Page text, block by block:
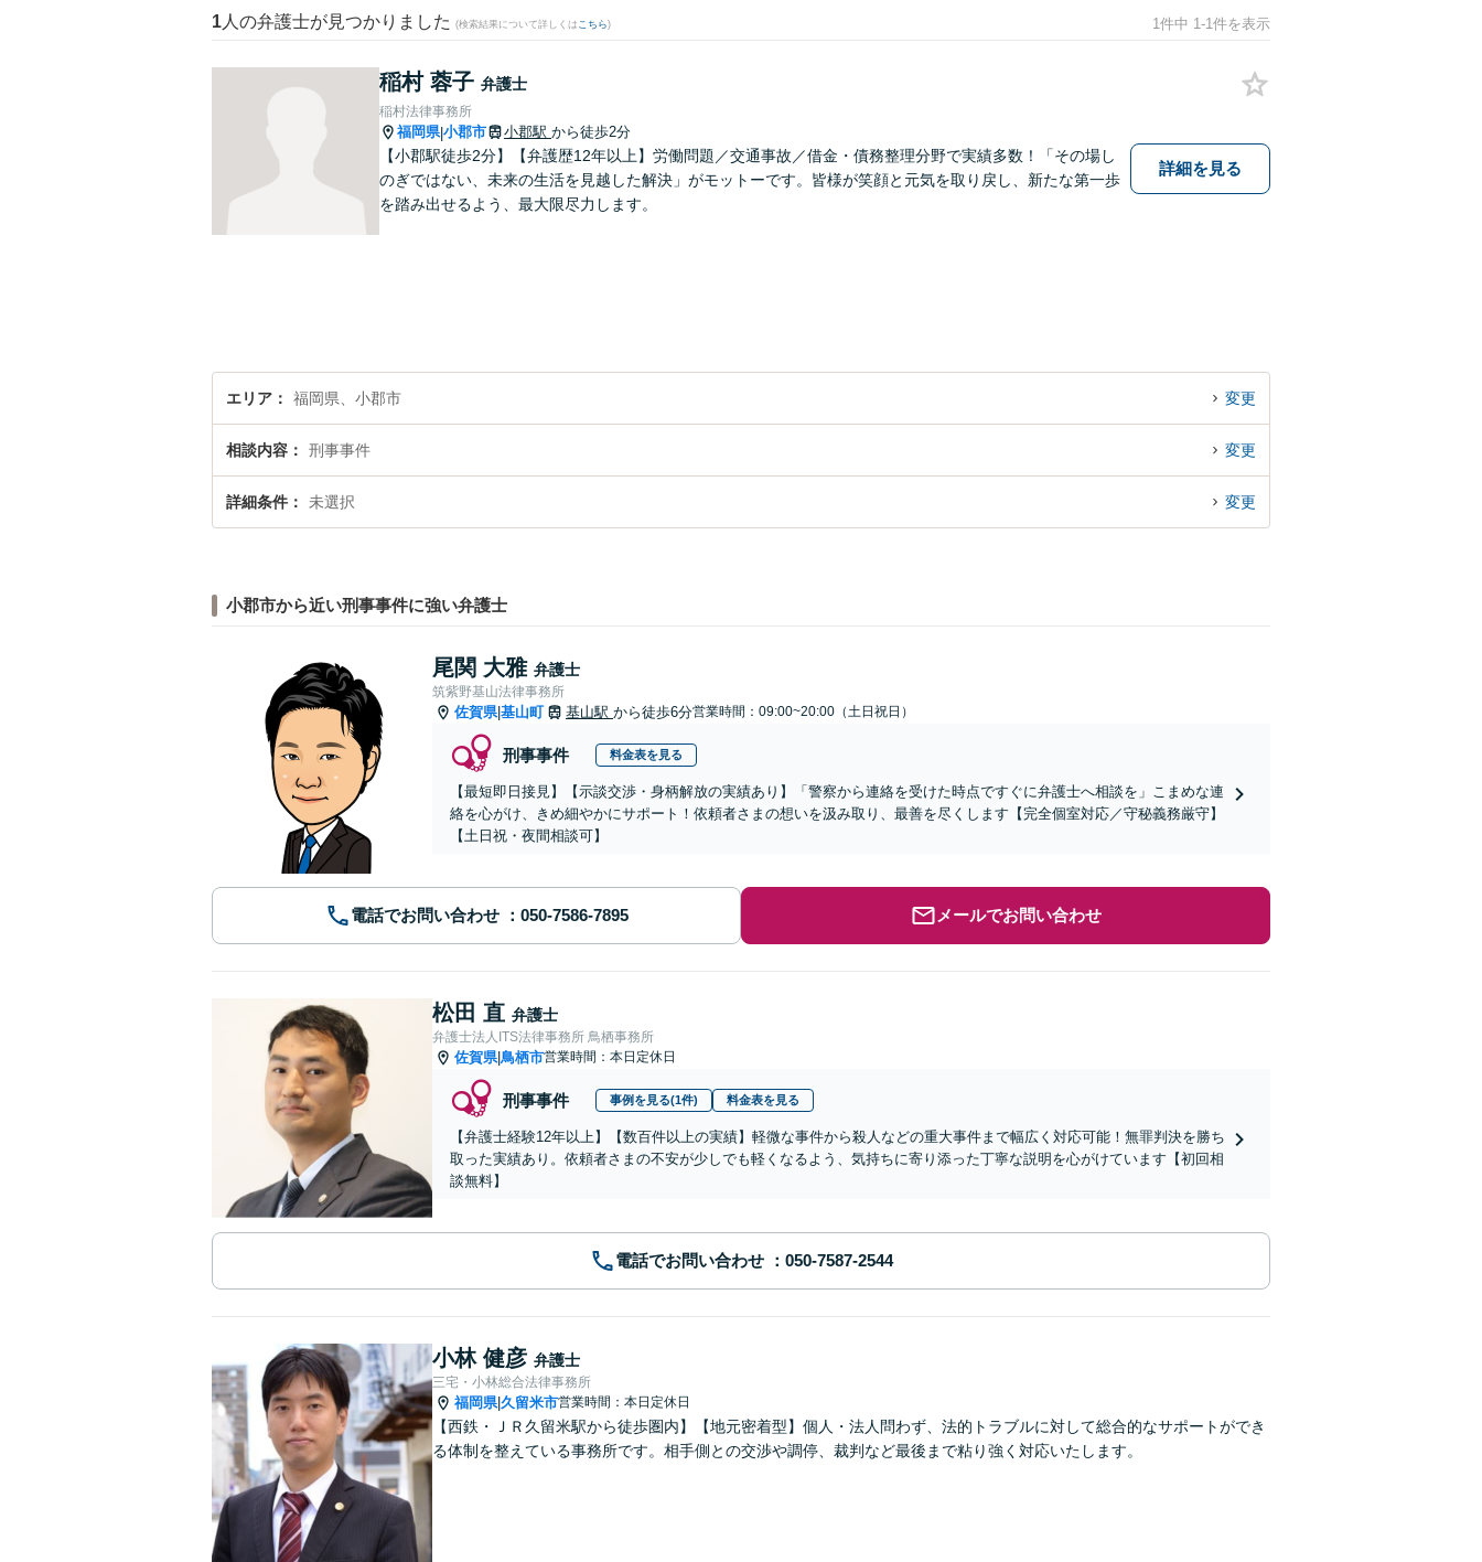
1 人の弁護士が見つかりました (検索結果について詳しくは こちら) 1件中 1-1件を表示
稲村 蓉子 弁護士
稲村法律事務所
福岡県|小郡市 小郡駅 から徒歩2分
【小郡駅徒歩2分】【弁護歴12年以上】労働問題／交通事故／借金・債務整理分野で実績多数！「その場し
のぎではない、未来の生活を見越した解決」がモットーです。皆様が笑顔と元気を取り戻し、新たな第一歩
を踏み出せるよう、最大限尽力します。
詳細を見る
エリア 福岡県、小郡市 変更
相談内容 刑事事件 変更
詳細条件 未選択 変更
小郡市から近い刑事事件に強い弁護士
尾関 大雅 弁護士
筑紫野基山法律事務所
佐賀県|基山町 基山駅 から徒歩6分営業時間：09:00~20:00（土日祝日）
刑事事件 料金表を見る
【最短即日接見】【示談交渉・身柄解放の実績あり】「警察から連絡を受けた時点ですぐに弁護士へ相談を」こまめな連
絡を心がけ、きめ細やかにサポート！依頼者さまの想いを汲み取り、最善を尽くします【完全個室対応／守秘義務厳守】
【土日祝・夜間相談可】
電話でお問い合わせ メールでお問い合わせ
松田 直 弁護士
弁護士法人ITS法律事務所 鳥栖事務所
佐賀県|鳥栖市営業時間：本日定休日
刑事事件 事例を見る(1件) 料金表を見る
【弁護士経験12年以上】【数百件以上の実績】軽微な事件から殺人などの重大事件まで幅広く対応可能！無罪判決を勝ち
取った実績あり。依頼者さまの不安が少しでも軽くなるよう、気持ちに寄り添った丁寧な説明を心がけています【初回相
談無料】
電話でお問い合わせ
小林 健彦 弁護士
三宅・小林総合法律事務所
福岡県|久留米市営業時間：本日定休日
【西鉄・ＪＲ久留米駅から徒歩圏内】【地元密着型】個人・法人問わず、法的トラブルに対して総合的なサポートができ
る体制を整えている事務所です。相手側との交渉や調停、裁判など最後まで粘り強く対応いたします。